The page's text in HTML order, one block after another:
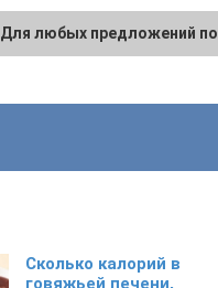
Сколько калорий в
говяжьей печени,
Для любых предложений по